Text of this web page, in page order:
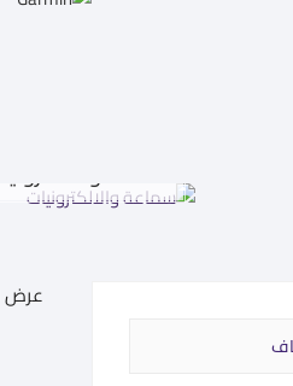
سماعة والالكترونيات
عرض 1–60 من أصل 585 نتيجة